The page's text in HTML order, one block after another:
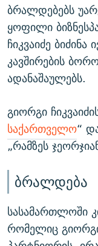
ბრალდებებს
ყოფილი
ჩიკვაიძე
კავშირების
ადანაშაულებს.
გიორგი
საქართველო“
„რამზეს
ბრალდება
სასამართლოში
რომელიც